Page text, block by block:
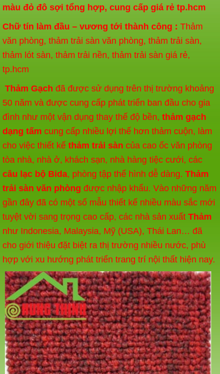
màu đỏ đô sợi tổng hợp, cung cấp giá rẻ tp.hcm
Chữ tín làm đầu – vương tới thành công : Thảm
văn phòng, thảm trải sàn văn phòng, thảm trải sàn,
thảm lót sàn, thảm trải nền, thảm trải sàn giá rẻ,
tp.hcm
Thảm Gạch đã được sử dụng trên thị trường khoảng
50 năm và được cung cấp phát triển ban đầu cho gia
đình như một vận dụng thay thế độ bền, thảm gạch
dạng tấm cung cấp nhiều lợi thế hơn thảm cuộn, làm
cho việc thiết kế thảm trải sàn của cao ốc văn phòng
tòa nhà, nhà ở, khách sạn, nhà hàng tiệc cưới, các
câu lạc bộ Bida, phòng tập thể hình dễ dàng. Thảm
trải sàn văn phòng được nhập khẩu. Vào những năm
gần đây đã có một số mẫu thiết kế nhiều màu sắc mới
tuyệt vời sang trọng cao cấp, các nhà sản xuất Thảm
như Indonesia, Malaysia, Mỹ (USA), Thái Lan… đã
cho giới thiệu đặt biệt ra thị trường nhiều nước, phù
hợp với xu hướng phát triển trang trí nội thất hiện nay.